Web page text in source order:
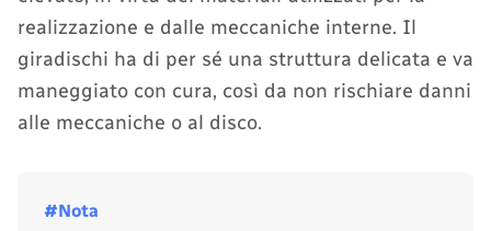
realizzazione e dalle meccaniche interne. Il
giradischi ha di per sé una struttura delicata e va
maneggiato con cura, così da non rischiare danni
alle meccaniche o al disco.